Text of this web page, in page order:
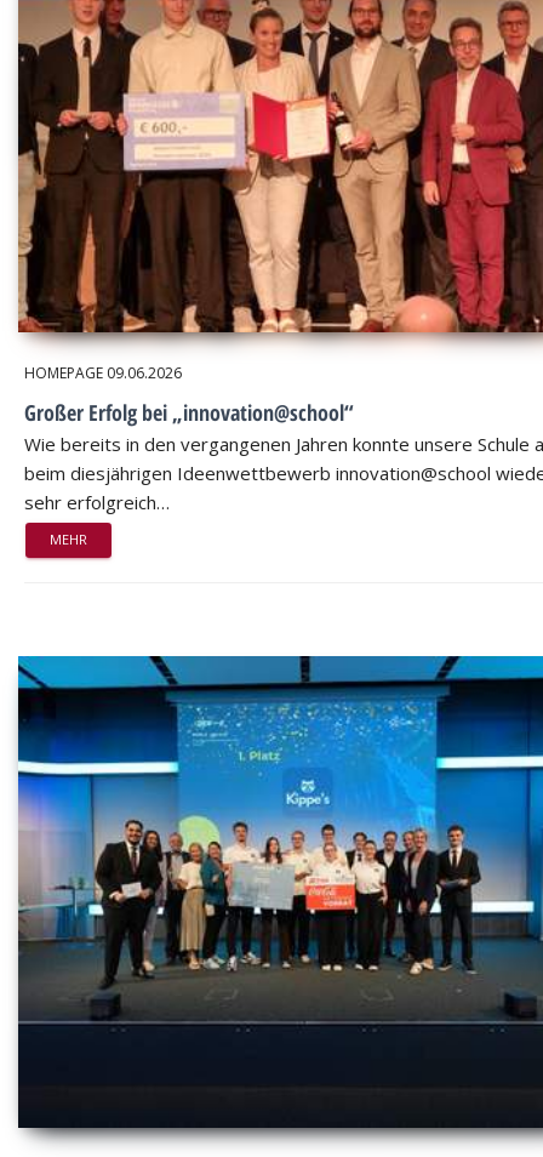
HOMEPAGE 09.06.2026
Großer Erfolg bei „innovation@school“
Wie bereits in den vergangenen Jahren konnte unsere Schule
beim diesjährigen Ideenwettbewerb innovation@school
sehr erfolgreich…
MEHR